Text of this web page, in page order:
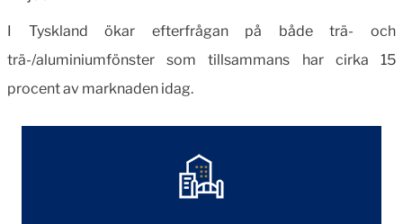
I Tyskland ökar efterfrågan på både trä- och
trä-/aluminiumfönster som tillsammans har cirka 15
procent av marknaden idag.